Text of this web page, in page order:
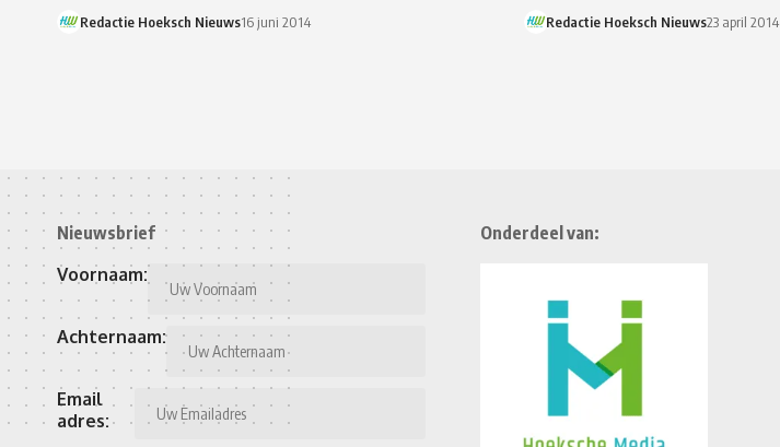
Redactie Hoeksch Nieuws16 juni 2014 Redactie Hoeksch Nieuws23 april 2014
Nieuwsbrief
Voornaam:
Achternaam:
Email
adres:
Onderdeel van: